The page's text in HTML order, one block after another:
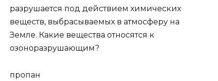
разрушается под действием химических
веществ, выбрасываемых в атмосферу на
Земле. Какие вещества относятся к
озоноразрушающим?
пропан